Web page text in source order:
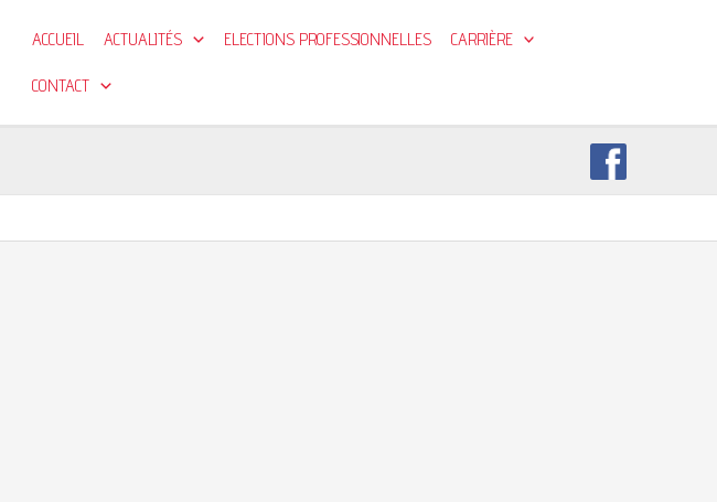
ACCUEIL ACTUALITÉS ELECTIONS PROFESSIONNELLES CARRIÈRE
CONTACT